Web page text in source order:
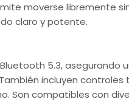
moverse libremente
claro y potente.
5.3, asegurando
incluyen
Son compatibles con